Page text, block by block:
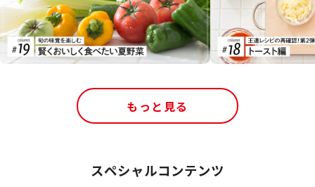
もっと見る
スペシャルコンテンツ